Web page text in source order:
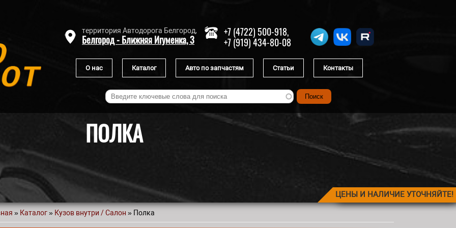
территория Автодорога Белгород,
Белгород - Ближняя Игуменка, 3
+7 (4722) 500-918,
+7 (919) 434-80-08
О нас Каталог Авто по запчастям Статьи Контакты
ПОЛКА
ЦЕНЫ И НАЛИЧИЕ УТОЧНЯЙТЕ!
» Каталог» Кузов внутри / Салон » Полка